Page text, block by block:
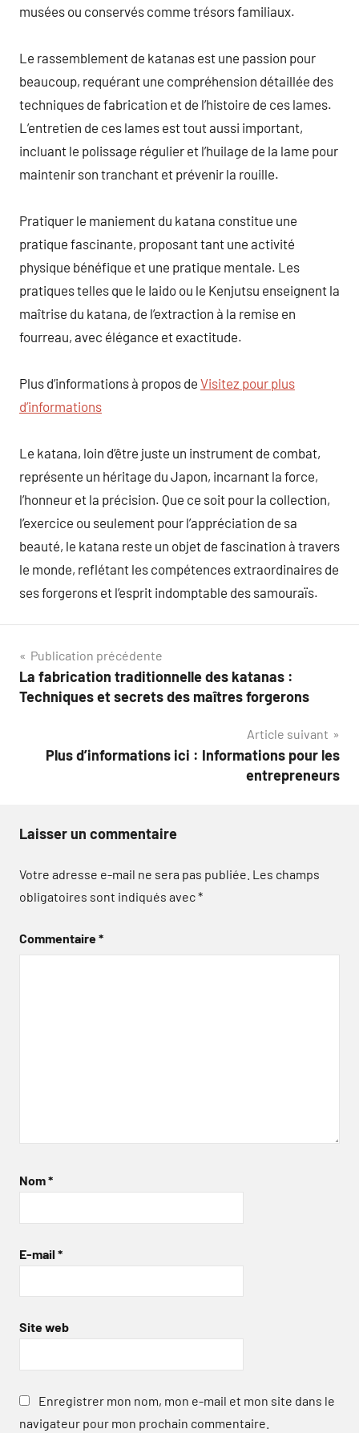
musées ou conservés comme trésors familiaux.
Le rassemblement de katanas est une passion pour
beaucoup, requérant une compréhension détaillée des
techniques de fabrication et de l’histoire de ces lames.
L’entretien de ces lames est tout aussi important,
incluant le polissage régulier et l’huilage de la lame pour
maintenir son tranchant et prévenir la rouille.
Pratiquer le maniement du katana constitue une
pratique fascinante, proposant tant une activité
physique bénéfique et une pratique mentale. Les
pratiques telles que le Iaido ou le Kenjutsu enseignent la
maîtrise du katana, de l’extraction à la remise en
fourreau, avec élégance et exactitude.
Plus d’informations à propos de Visitez pour plus
d’informations
Le katana, loin d’être juste un instrument de combat,
représente un héritage du Japon, incarnant la force,
l’honneur et la précision. Que ce soit pour la collection,
l’exercice ou seulement pour l’appréciation de sa
beauté, le katana reste un objet de fascination à travers
le monde, reflétant les compétences extraordinaires de
ses forgerons et l’esprit indomptable des samouraïs.
Navigation
de
Publication précédente
La fabrication traditionnelle des katanas :
Techniques et secrets des maîtres forgerons
Article suivant
Plus d’informations ici : Informations pour les
entrepreneurs
Laisser un commentaire
Votre adresse e-mail ne sera pas publiée. Les champs
obligatoires sont indiqués avec*
Commentaire*
Nom*
E-mail *
Site web
Enregistrer mon nom, mon e-mail et mon site dans le
navigateur pour mon prochain commentaire.